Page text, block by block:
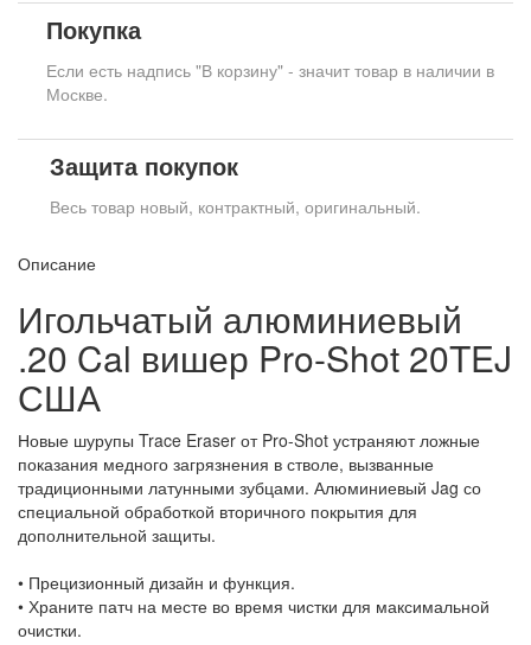
Покупка
Если есть надпись "В корзину" - значит товар в наличии в
Москве.
Защита покупок
Весь товар новый, контрактный, оригинальный.
Описание
Игольчатый алюминиевый
.20 Cal вишер Pro-Shot 20TEJ
США
Новые шурупы Trace Eraser от Pro-Shot устраняют ложные
показания медного загрязнения в стволе, вызванные
традиционными латунными зубцами. Алюминиевый Jag со
специальной обработкой вторичного покрытия для
дополнительной защиты.
• Прецизионный дизайн и функция.
• Храните патч на месте во время чистки для максимальной
очистки.